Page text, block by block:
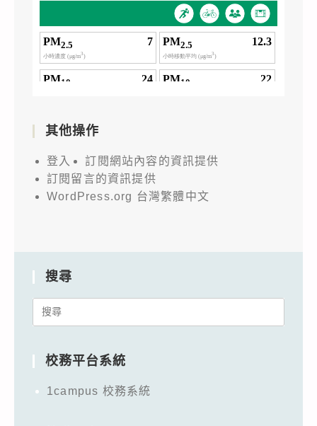
其他操作
登入
訂閱網站內容的資訊提供
訂閱留言的資訊提供
WordPress.org 台灣繁體中文
搜尋
Search
校務平台系統
1campus 校務系統